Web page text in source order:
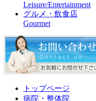
Leisure/Entertainment
グルメ・飲食店
Gourmet
トップページ
病院・整体院